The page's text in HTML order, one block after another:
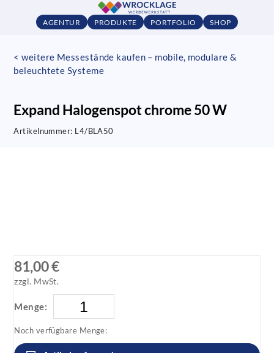
AGENTUR PRODUKTE PORTFOLIO SHOP
< weitere Messestände kaufen – mobile, modulare &
beleuchtete Systeme
Expand Halogenspot chrome 50 W
Artikelnummer: L4/BLA50
81,00 €
zzgl. MwSt.
Menge:
Noch verfügbare Menge: